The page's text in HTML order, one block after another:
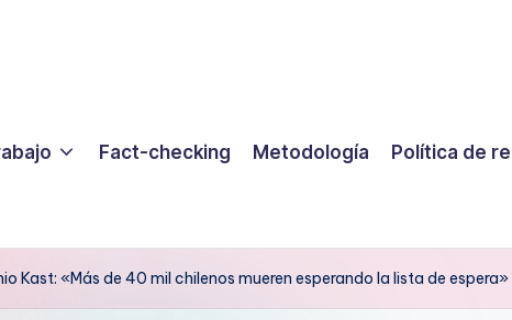
Fact-checking Metodología Política de
Kast: «Más de 40 mil chilenos mueren esperando la lista de espera»